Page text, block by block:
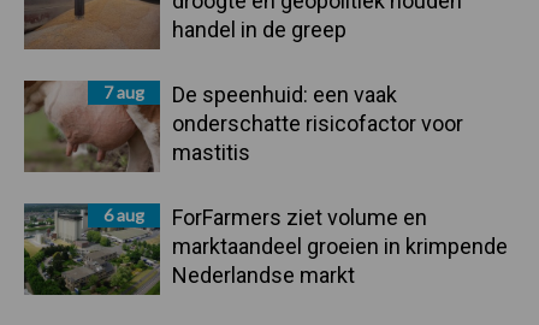
handel in de greep
7 aug
De speenhuid: een vaak
onderschatte risicofactor voor
mastitis
6 aug
ForFarmers ziet volume en
marktaandeel groeien in krimpende
Nederlandse markt